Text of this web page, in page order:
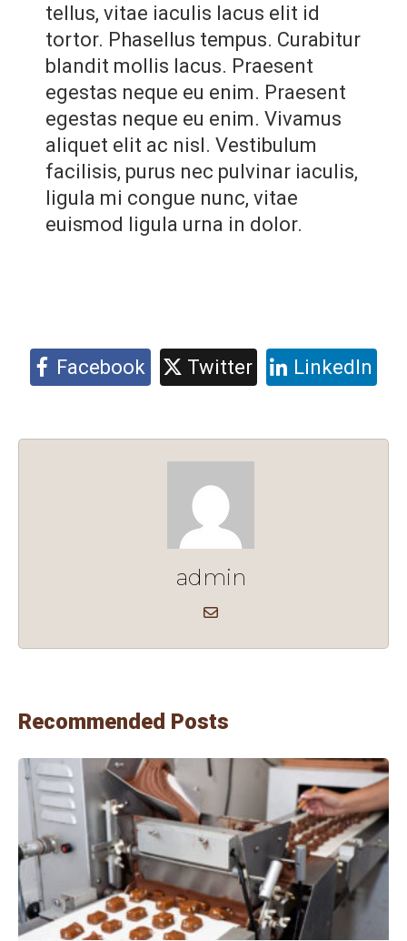
tellus, vitae iaculis lacus elit id
tortor. Phasellus tempus. Curabitur
blandit mollis lacus. Praesent
egestas neque eu enim. Praesent
egestas neque eu enim. Vivamus
aliquet elit ac nisl. Vestibulum
facilisis, purus nec pulvinar iaculis,
ligula mi congue nunc, vitae
euismod ligula urna in dolor.
Facebook Twitter LinkedIn
admin
Recommended Posts